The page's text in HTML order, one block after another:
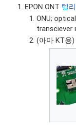
EPON ONT 텔
ONU;
transciever
(아마 KT용